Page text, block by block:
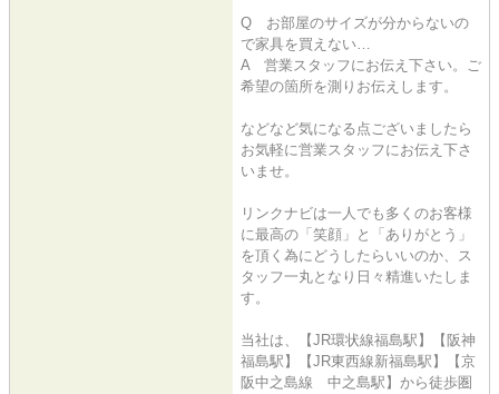
Q お部屋のサイズが分からないの
で家具を買えない…
A 営業スタッフにお伝え下さい。ご
希望の箇所を測りお伝えします。
などなど気になる点ございましたら
お気軽に営業スタッフにお伝え下さ
いませ。
リンクナビは一人でも多くのお客様
に最高の「笑顔」と「ありがとう」
を頂く為にどうしたらいいのか、ス
タッフ一丸となり日々精進いたしま
す。
当社は、【JR環状線福島駅】【阪神
福島駅】【JR東西線新福島駅】【京
阪中之島線 中之島駅】から徒歩圏